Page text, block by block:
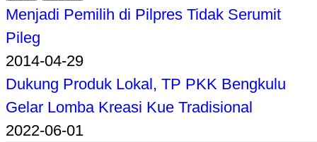
Menjadi Pemilih di Pilpres Tidak Serumit
Pileg
2014-04-29
Dukung Produk Lokal, TP PKK Bengkulu
Gelar Lomba Kreasi Kue Tradisional
2022-06-01